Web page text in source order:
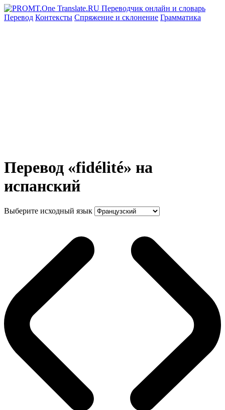
Перевод Контексты Спряжение и склонение Грамматика
Перевод «fidélité» на
испанский
Выберите исходный язык